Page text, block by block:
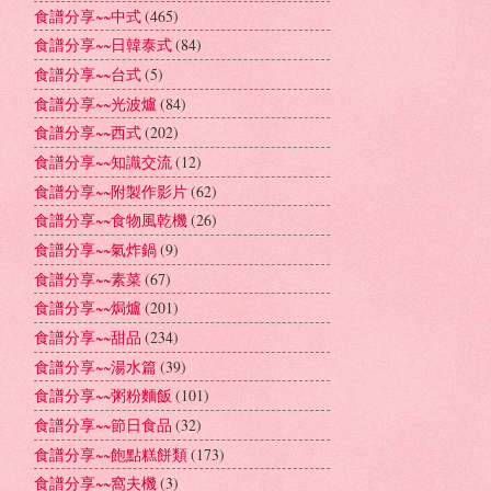
食譜分享~~中式(465)
食譜分享~~日韓泰式(84)
食譜分享~~台式(5)
食譜分享~~光波爐 (84)
食譜分享~~西式(202)
食譜分享~~知識交流(12)
食譜分享~~附製作影片(62)
食譜分享~~食物風乾機(26)
食譜分享~~氣炸鍋(9)
食譜分享~~素菜(67)
食譜分享~~焗爐 (201)
食譜分享~~甜品 (234)
食譜分享~~湯水篇(39)
食譜分享~~粥粉麵飯 (101)
食譜分享~~節日食品 (32)
食譜分享~~飽點糕餅類(173)
食譜分享~~窩夫機(3)